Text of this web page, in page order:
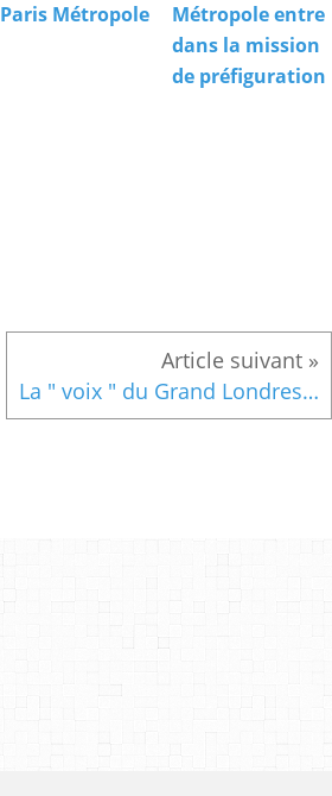
Paris Métropole
Métropole entre
dans la mission
de préfiguration
La " voix " du Grand Londres par Christian Lefevre, Professeur